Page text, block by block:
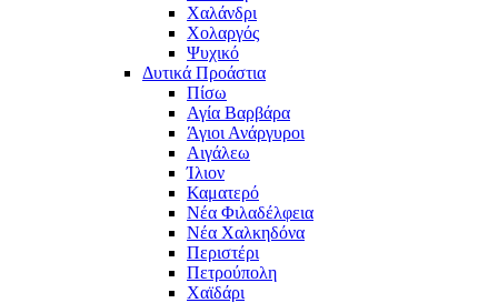
Χαλάνδρι
Χολαργός
Ψυχικό
Δυτικά Προάστια
Πίσω
Αγία Βαρβάρα
Άγιοι Ανάργυροι
Αιγάλεω
Ίλιον
Καματερό
Νέα Φιλαδέλφεια
Νέα Χαλκηδόνα
Περιστέρι
Πετρούπολη
Χαϊδάρι